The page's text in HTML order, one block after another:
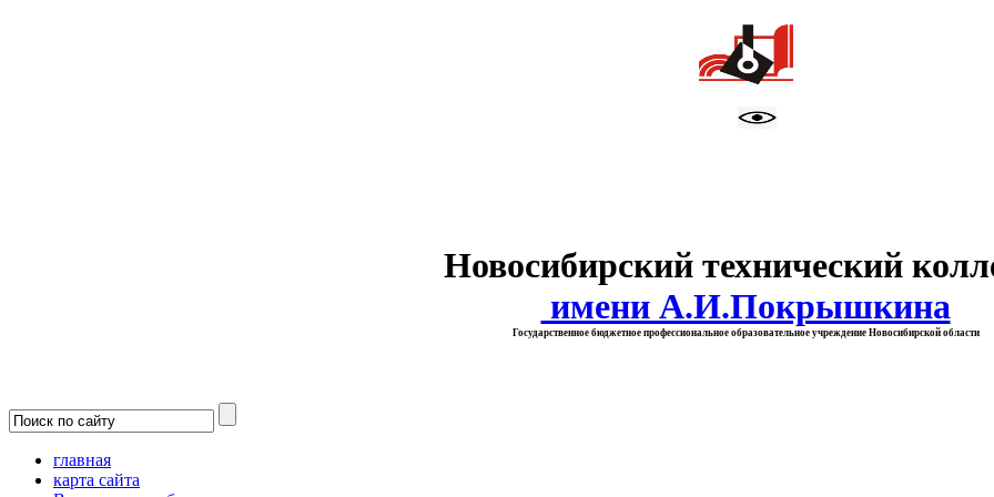
Новосибирский технический
имени А.И.Покрышкина
Государственное бюджетное профессиональное образовательное учреждение Новосибирской области
главная
карта сайта